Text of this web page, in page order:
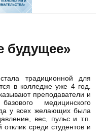
будущее»
традиционной для
в колледже уже 4 год.
преподаватели и
медицинского
у всех желающих была
вес, пульс и т.п.
среди студентов и